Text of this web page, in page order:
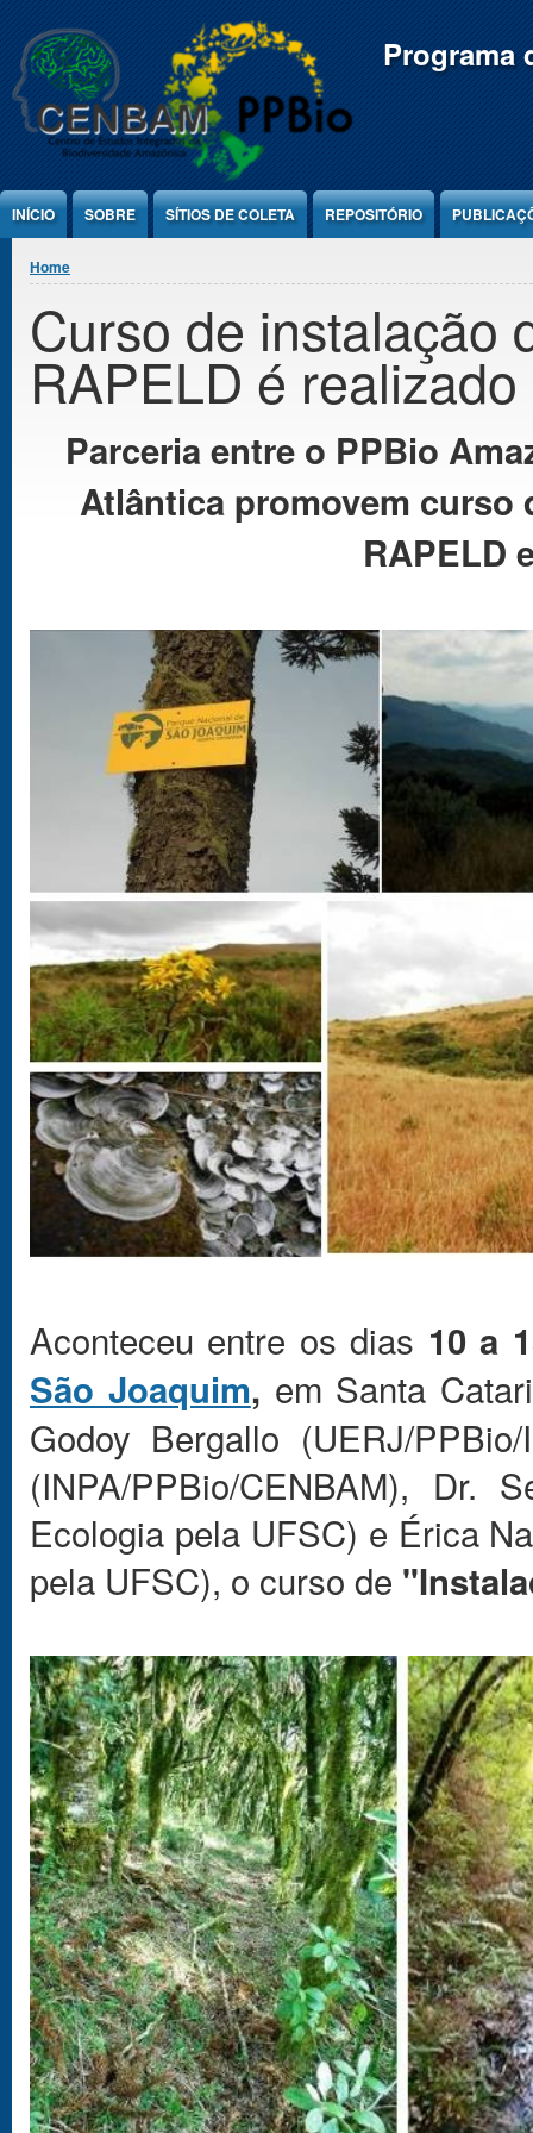
Programa
INÍCIO SOBRE SÍTIOS DE COLETA REPOSITÓRIO
You are here
Home
Curso de instalação
RAPELD é
Parceria entre o PPBio
Atlântica promovem curso
RAPELD
Aconteceu entre os dias 10 a
São Joaquim, em Santa
Godoy Bergallo (UERJ/
(INPA/PPBio/CENBAM), Dr.
Ecologia pela UFSC) e Érica
pela UFSC), o curso de